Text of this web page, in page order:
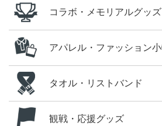
コラボ・メモリアルグッズ
アパレル・ファッション
タオル・リストバンド
観戦・応援グッズ